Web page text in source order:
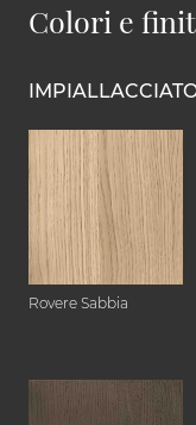
Colori e
Rovere Sabbia